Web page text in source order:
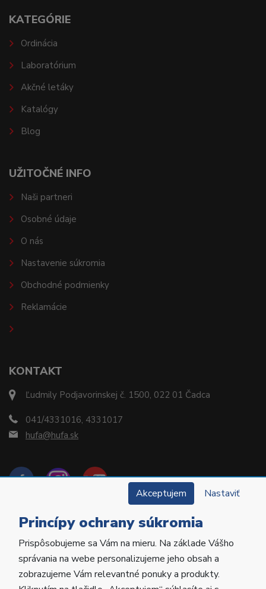
KONTAKT
Ľudmily Podjavorinskej č. 1500, 022 01 Čadca
041/4331016, 4331017
hufa@hufa.sk
KATEGÓRIE
Ordinácia
Laboratórium
Akčné letáky
Katalógy
Blog
UŽITOČNÉ INFO
Naši partneri
Osobné údaje
O nás
Nastavenie súkromia
Obchodné podmienky
Reklamácie
Copyright © 2022 Hu-Fa Dental a.s. Všetky práva
vyhradené.
Akceptujem Nastaviť
Princípy ochrany súkromia
Prispôsobujeme sa Vám na mieru. Na základe Vášho
správania na webe personalizujeme jeho obsah a
zobrazujeme Vám relevantné ponuky a produkty.